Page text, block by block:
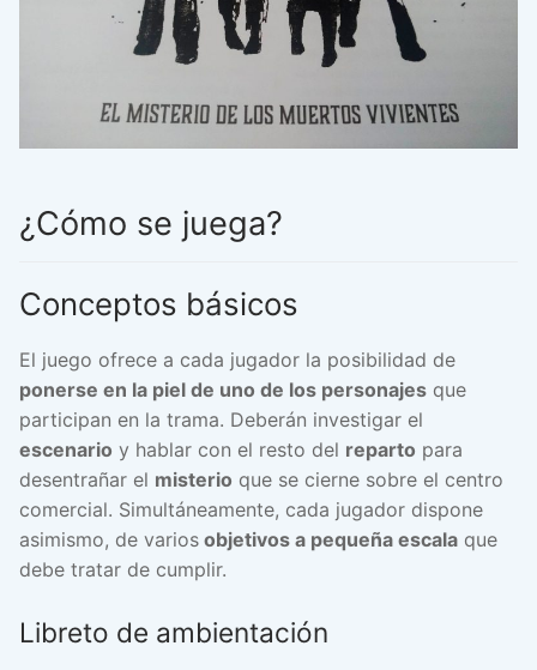
¿Cómo se juega?
Conceptos básicos
El juego ofrece a cada jugador la posibilidad de
ponerse en la piel de uno de los personajes que
participan en la trama. Deberán investigar el
escenario y hablar con el resto del reparto para
desentrañar el misterio que se cierne sobre el centro
comercial. Simultáneamente, cada jugador dispone
asimismo, de varios objetivos a pequeña escala que
debe tratar de cumplir.
Libreto de ambientación